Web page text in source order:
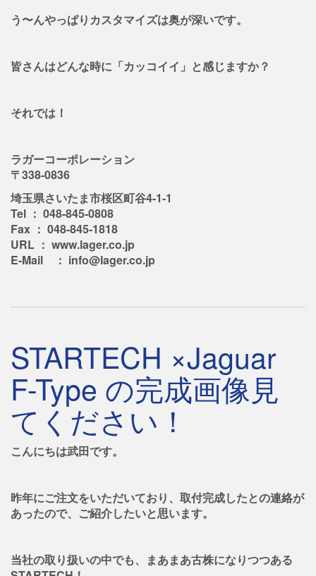
う〜んやっぱりカスタマイズは奥が深いです。
皆さんはどんな時に「カッコイイ」と感じますか？
それでは！
ラガーコーポレーション
〒338-0836
埼玉県さいたま市桜区町谷4-1-1
Tel ： 048-845-0808
Fax ： 048-845-1818
URL ： www.lager.co.jp
E-Mail ： info@lager.co.jp
STARTECH ×Jaguar
F-Type の完成画像見
てください！
こんにちは武田です。
昨年にご注文をいただいており、取付完成したとの連絡が
あったので、ご紹介したいと思います。
当社の取り扱いの中でも、まあまあ古株になりつつある